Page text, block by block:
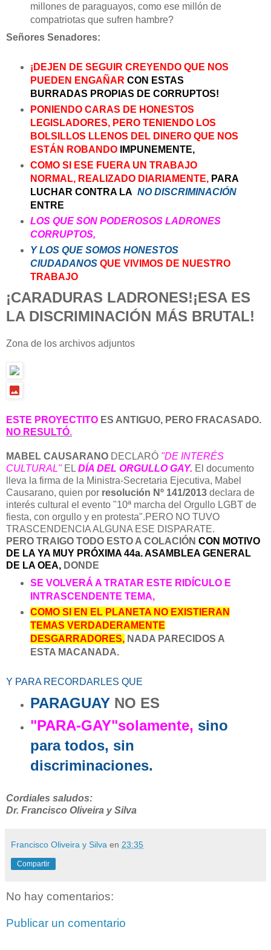
millones de paraguayos, como ese millón de
compatriotas que sufren hambre?
Señores Senadores:
¡DEJEN DE SEGUIR CREYENDO QUE NOS
PUEDEN ENGAÑAR CON ESTAS
BURRADAS PROPIAS DE CORRUPTOS!
PONIENDO CARAS DE HONESTOS
LEGISLADORES, PERO TENIENDO LOS
BOLSILLOS LLENOS DEL DINERO QUE NOS
ESTÁN ROBANDOIMPUNEMENTE,
COMO SI ESE FUERA UN TRABAJO
NORMAL, REALIZADO DIARIAMENTE, PARA
LUCHAR CONTRA LA NO DISCRIMINACIÓN
ENTRE
LOS QUE SON PODEROSOS LADRONES
CORRUPTOS,
Y LOS QUE SOMOS HONESTOS
CIUDADANOS QUE VIVIMOS DE NUESTRO
TRABAJO
¡CARADURAS LADRONES!¡ESA ES
LA DISCRIMINACIÓN MÁS BRUTAL!
Zona de los archivos adjuntos
ESTE PROYECTITO ES ANTIGUO, PERO FRACASADO.
NO RESULTÓ.
MABEL CAUSARANO DECLARÓ "DE INTERÉS
CULTURAL" ELDÍA DEL ORGULLO GAY. El documento
lleva la firma de la Ministra-Secretaria Ejecutiva, Mabel
Causarano, quien por resolución Nº 141/2013 declara de
interés cultural el evento "10ª marcha del Orgullo LGBT de
fiesta, con orgullo y en protesta".PERO NO TUVO
TRASCENDENCIA ALGUNA ESE DISPARATE.
PERO TRAIGO TODO ESTO A COLACIÓN CON MOTIVO
DE LA YA MUY PRÓXIMA 44a. ASAMBLEA GENERAL
DE LA OEA, DONDE
SE VOLVERÁ A TRATAR ESTE RIDÍCULO E
INTRASCENDENTE TEMA,
COMO SI EN EL PLANETA NO EXISTIERAN
TEMAS VERDADERAMENTE
DESGARRADORES, NADA PARECIDOS A
ESTA MACANADA.
Y PARA RECORDARLES QUE
PARAGUAYNO ES
"PARA-GAY"solamente, sino
para todos, sin
discriminaciones.
Cordiales saludos:
Dr. Francisco Oliveira y Silva
Francisco Oliveira y Silva en 23:35
Compartir
No hay comentarios:
Publicar un comentario